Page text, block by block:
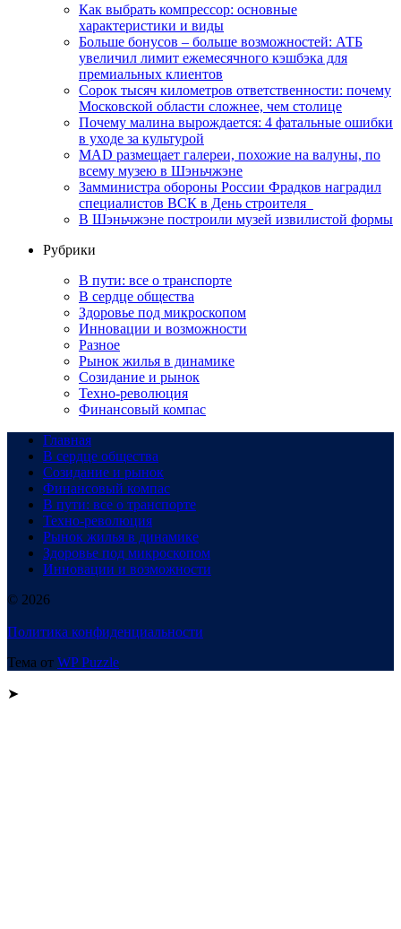
Как выбрать компрессор: основные
характеристики и виды
Больше бонусов – больше возможностей: АТБ
увеличил лимит ежемесячного кэшбэка для
премиальных клиентов
Сорок тысяч километров ответственности: почему
Московской области сложнее, чем столице
Почему малина вырождается: 4 фатальные ошибки
в уходе за культурой
MAD размещает галереи, похожие на валуны, по
всему музею в Шэньчжэне
Замминистра обороны России Фрадков наградил
специалистов ВСК в День строителя
В Шэньчжэне построили музей извилистой формы
Рубрики
В пути: все о транспорте
В сердце общества
Здоровье под микроскопом
Инновации и возможности
Разное
Рынок жилья в динамике
Созидание и рынок
Техно-революция
Финансовый компас
Главная
В сердце общества
Созидание и рынок
Финансовый компас
В пути: все о транспорте
Техно-революция
Рынок жилья в динамике
Здоровье под микроскопом
Инновации и возможности
© 2026
Политика конфиденциальности
Тема от WP Puzzle
➤